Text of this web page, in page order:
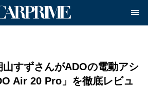
すずさんがADOの電動アシ
Air 20 Pro」を徹底レビュ